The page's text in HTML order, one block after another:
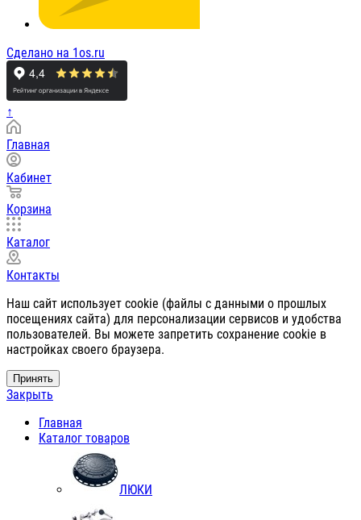
Сделано на 1os.ru
↑
Главная
Кабинет
Корзина
Каталог
Контакты
Наш сайт использует cookie (файлы с данными о прошлых
посещениях сайта) для персонализации сервисов и удобства
пользователей. Вы можете запретить сохранение cookie в
настройках своего браузера.
Принять
Закрыть
Главная
Каталог товаров
ЛЮКИ